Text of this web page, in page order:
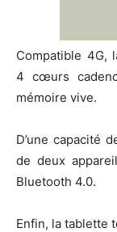
Compatible 4G,
4 cœurs
mémoire vive.
D’une capacité
de deux
Bluetooth 4.0.
Enfin, la tablette